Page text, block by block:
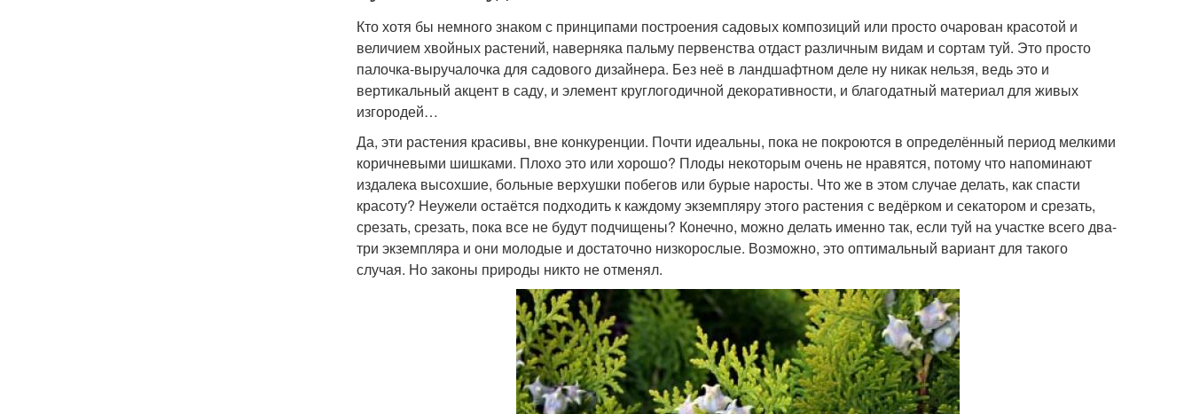
Кто хотя бы немного знаком с принципами построения садовых композиций или просто очарован красотой и
величием хвойных растений, наверняка пальму первенства отдаст различным видам и сортам туй. Это просто
палочка-выручалочка для садового дизайнера. Без неё в ландшафтном деле ну никак нельзя, ведь это и
вертикальный акцент в саду, и элемент круглогодичной декоративности, и благодатный материал для живых
изгородей…
Да, эти растения красивы, вне конкуренции. Почти идеальны, пока не покроются в определённый период мелкими
коричневыми шишками. Плохо это или хорошо? Плоды некоторым очень не нравятся, потому что напоминают
издалека высохшие, больные верхушки побегов или бурые наросты. Что же в этом случае делать, как спасти
красоту? Неужели остаётся подходить к каждому экземпляру этого растения с ведёрком и секатором и срезать,
срезать, срезать, пока все не будут подчищены? Конечно, можно делать именно так, если туй на участке всего два-
три экземпляра и они молодые и достаточно низкорослые. Возможно, это оптимальный вариант для такого
случая. Но законы природы никто не отменял.